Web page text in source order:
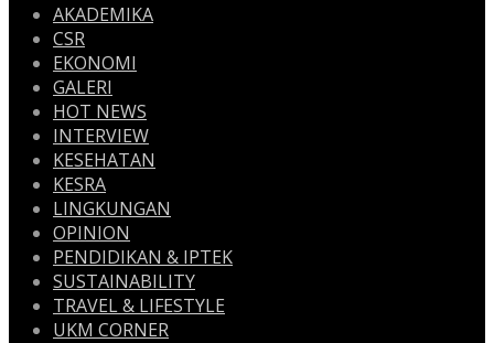
AKADEMIKA
CSR
EKONOMI
GALERI
HOT NEWS
INTERVIEW
KESEHATAN
KESRA
LINGKUNGAN
OPINION
PENDIDIKAN & IPTEK
SUSTAINABILITY
TRAVEL & LIFESTYLE
UKM CORNER